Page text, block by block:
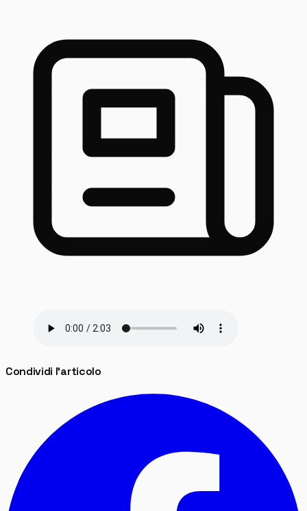
Condividi l'articolo